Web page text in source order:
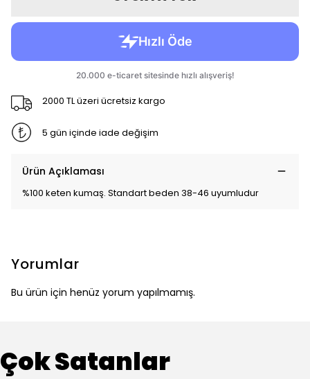
2000 TL üzeri ücretsiz kargo
5 gün içinde iade değişim
Ürün Açıklaması
%100 keten kumaş. Standart beden 38-46 uyumludur
Yorumlar
Bu ürün için henüz yorum yapılmamış.
Çok Satanlar